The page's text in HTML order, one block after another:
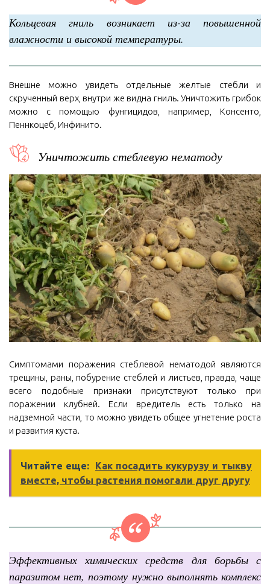
Кольцевая гниль возникает из-за повышенной
влажности и высокой температуры.
Внешне можно увидеть отдельные желтые стебли и
скрученный верх, внутри же видна гниль. Уничтожить грибок
можно с помощью фунгицидов, например, Консенто,
Пеннкоцеб, Инфинито.
Уничтожить стеблевую нематоду
Симптомами поражения стеблевой нематодой являются
трещины, раны, побурение стеблей и листьев, правда, чаще
всего подобные признаки присутствуют только при
поражении клубней. Если вредитель есть только на
надземной части, то можно увидеть общее угнетение роста
и развития куста.
Читайте еще:
Как посадить кукурузу и тыкву
вместе, чтобы растения помогали друг другу
Эффективных химических средств для борьбы с
паразитом нет, поэтому нужно выполнять комплекс